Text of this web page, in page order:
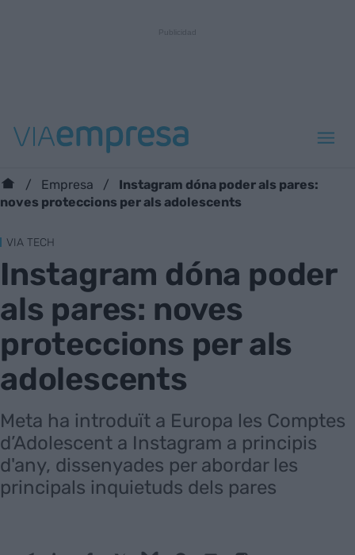
Empresa
Instagram dóna poder als pares:
noves proteccions per als adolescents
VIA TECH
Instagram dóna poder
als pares: noves
proteccions per als
adolescents
Meta ha introduït a Europa les Comptes
d’Adolescent a Instagram a principis
d'any, dissenyades per abordar les
principals inquietuds dels pares